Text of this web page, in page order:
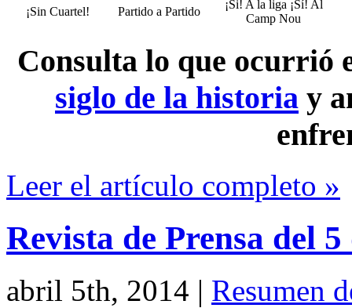
¡Sin Cuartel! Partido a Partido
¡Si! A la liga ¡Sí! Al
Camp Nou
Consulta lo que ocurrió
siglo de la historia y
Leer el artículo completo »
Revista de Prensa del
abril 5th, 2014 | Resumen